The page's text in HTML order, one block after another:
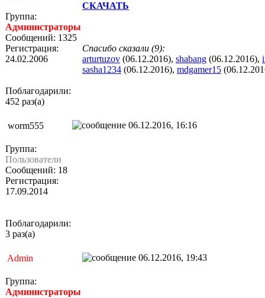
Группа:
Администраторы
Сообщений: 1325
Регистрация:
24.02.2006
Поблагодарили:
452 раз(а)
СКАЧАТЬ
Спасибо сказали (9):
arturtuzov (06.12.2016), shabang (06.12.2016),
sasha1234 (06.12.2016), mdgamer15
worm555 06.12.2016, 16:16
Группа:
Пользователи
Сообщений: 18
Регистрация:
17.09.2014
Поблагодарили:
3 раз(а)
Admin 06.12.2016, 19:43
Группа:
Администраторы